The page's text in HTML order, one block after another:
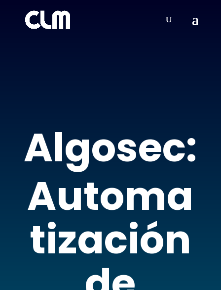
Algosec:
Automa
tización